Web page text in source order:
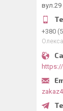
вул.29
+380